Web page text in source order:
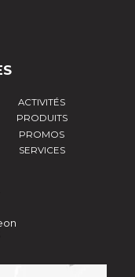
ACTIVITÉS
PRODUITS
PROMOS
SERVICES